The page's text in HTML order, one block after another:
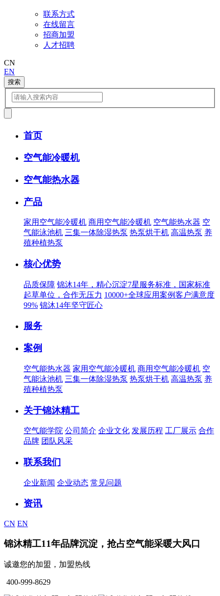
联系方式
在线留言
招商加盟
人才招聘
CN
EN
搜索
首页
空气能冷暖机
空气能热水器
产品
家用空气能冷暖机 商用空气能冷暖机 空气能热水器 空
气能泳池机 三集一体除湿热泵 热泵烘干机 高温热泵 养
殖种植热泵
核心优势
品质保障 锦沐14年，精心沉淀7星服务标准，国家标准
起草单位，合作无压力 10000+全球应用案例客户满意度
99% 锦沐14年坚守匠心
服务
案例
空气能热水器 家用空气能冷暖机 商用空气能冷暖机 空
气能泳池机 三集一体除湿热泵 热泵烘干机 高温热泵 养
殖种植热泵
关于锦沐精工
空气能学院 公司简介 企业文化 发展历程 工厂展示 合作
品牌 团队风采
联系我们
企业新闻 企业动态 常见问题
资讯
CN EN
锦沐精工11年品牌沉淀，抢占空气能采暖大风口
诚邀您的加盟，加盟热线
400-999-8629